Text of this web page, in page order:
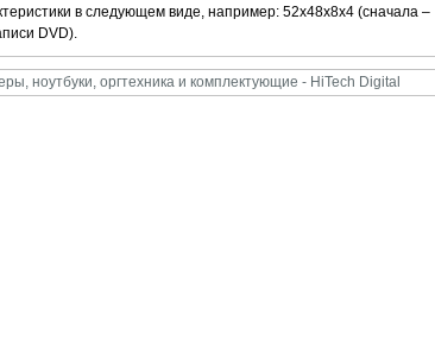
в следующем виде, например: 52x48x8x4 (сначала –
DVD).
ноутбуки, оргтехника и комплектующие - HiTech Digital